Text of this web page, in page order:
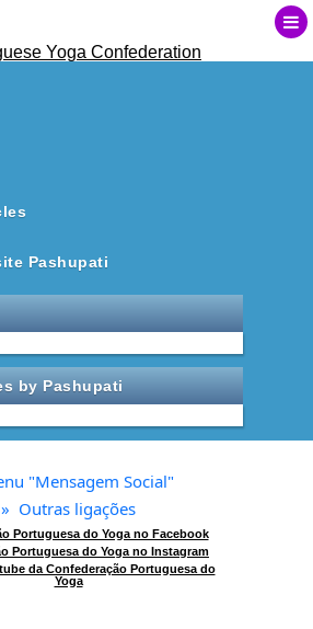
Pashupati
by Pashupati
"Mensagem Social"
» Outras ligações